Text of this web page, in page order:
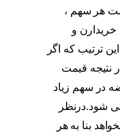
هر سهم ،
و
ترتیب که اگر
نتیجه قیمت
در سهم زیاد
شود.درنظر
بنا به هر